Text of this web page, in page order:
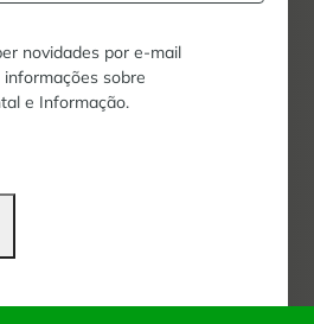
novidades por e-mail
sobre
e Informação.